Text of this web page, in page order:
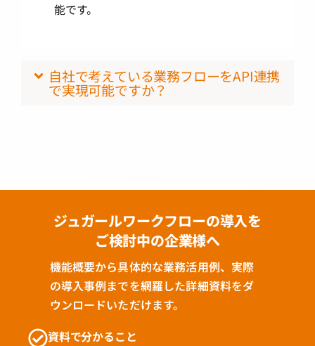
能です。
自社で考えている業務フローをAPI連携
で実現可能ですか？
ジュガールワークフローの導入を
ご検討中の企業様へ
機能概要から具体的な業務活用例、実際
の導入事例までを網羅した詳細資料をダ
ウンロードいただけます。
資料で分かること